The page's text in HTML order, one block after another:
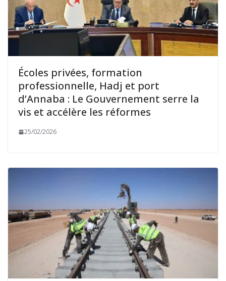
Écoles privées, formation
professionnelle, Hadj et port
d’Annaba : Le Gouvernement serre la
vis et accélère les réformes
25/02/2026